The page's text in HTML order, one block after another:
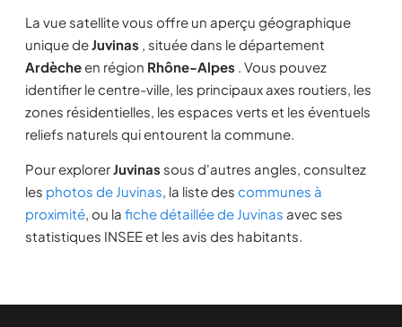
La vue satellite vous offre un aperçu géographique
unique deJuvinas , située dans le département
Ardècheen région Rhône-Alpes . Vous pouvez
identifier le centre-ville, les principaux axes routiers, les
zones résidentielles, les espaces verts et les éventuels
reliefs naturels qui entourent la commune.
Pour explorerJuvinas sous d'autres angles, consultez
les photos de Juvinas, la liste des communes à
proximité, ou la fiche détaillée de Juvinas avec ses
statistiques INSEE et les avis des habitants.